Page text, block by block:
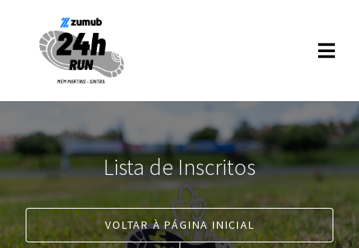
Lista de Inscritos
VOLTAR À PÁGINA INICIAL